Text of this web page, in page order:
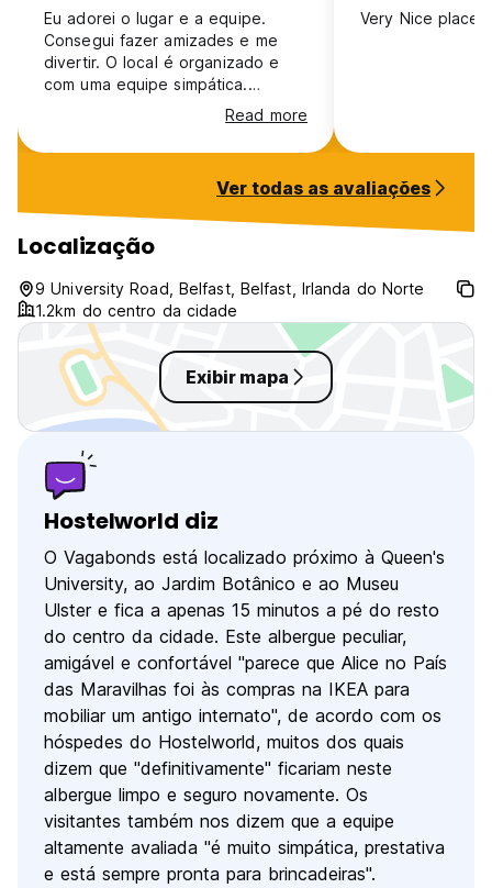
Eu adorei o lugar e a equipe.
Consegui fazer amizades e me
divertir. O local é organizado e
com uma equipe simpática.
Quando voltar para Belfast, ficarei
Read more
Very Nice place
Ver todas as avaliações
Localização
9 University Road, Belfast, Belfast, Irlanda do Norte
1.2km do centro da cidade
Exibir mapa
Hostelworld diz
O Vagabonds está localizado próximo à Queen's
University, ao Jardim Botânico e ao Museu
Ulster e fica a apenas 15 minutos a pé do resto
do centro da cidade. Este albergue peculiar,
amigável e confortável "parece que Alice no País
das Maravilhas foi às compras na IKEA para
mobiliar um antigo internato", de acordo com os
hóspedes do Hostelworld, muitos dos quais
dizem que "definitivamente" ficariam neste
albergue limpo e seguro novamente. Os
visitantes também nos dizem que a equipe
altamente avaliada "é muito simpática, prestativa
e está sempre pronta para brincadeiras".